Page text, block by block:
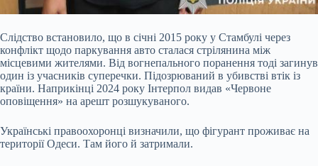
Слідство встановило, що в січні 2015 року у Стамбулі через
конфлікт щодо паркування авто сталася стрілянина між
місцевими жителями. Від вогнепального поранення тоді загинув
один із учасників суперечки. Підозрюваний в убивстві втік із
країни. Наприкінці 2024 року Інтерпол видав «Червоне
оповіщення» на арешт розшукуваного.
Українські правоохоронці визначили, що фігурант проживає на
території Одеси. Там його й затримали.